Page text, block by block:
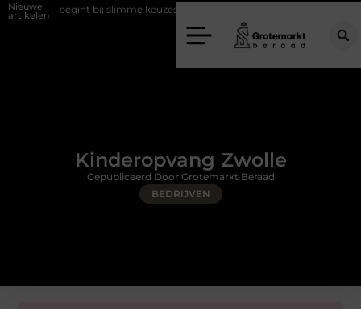
Nieuwe
artikelenbij slimme keuzes Waarom kiezen voor een rijschool in
Kinderopvang Zwolle
BEDRIJVEN
Gepubliceerd Door Grotemarkt Beraad